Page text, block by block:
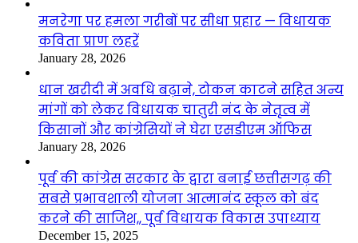
मनरेगा पर हमला गरीबों पर सीधा प्रहार — विधायक
कविता प्राण लहरें
January 28, 2026
धान खरीदी में अवधि बढ़ाने, टोकन काटने सहित अन्य
मांगों को लेकर विधायक चातुरी नंद के नेतृत्व में
किसानों और कांग्रेसियों ने घेरा एसडीएम ऑफिस
January 28, 2026
पूर्व की कांग्रेस सरकार के द्वारा बनाई छत्तीसगढ़ की
सबसे प्रभावशाली योजना आत्मानंद स्कूल को बंद
करने की साजिश,, पूर्व विधायक विकास उपाध्याय
December 15, 2025